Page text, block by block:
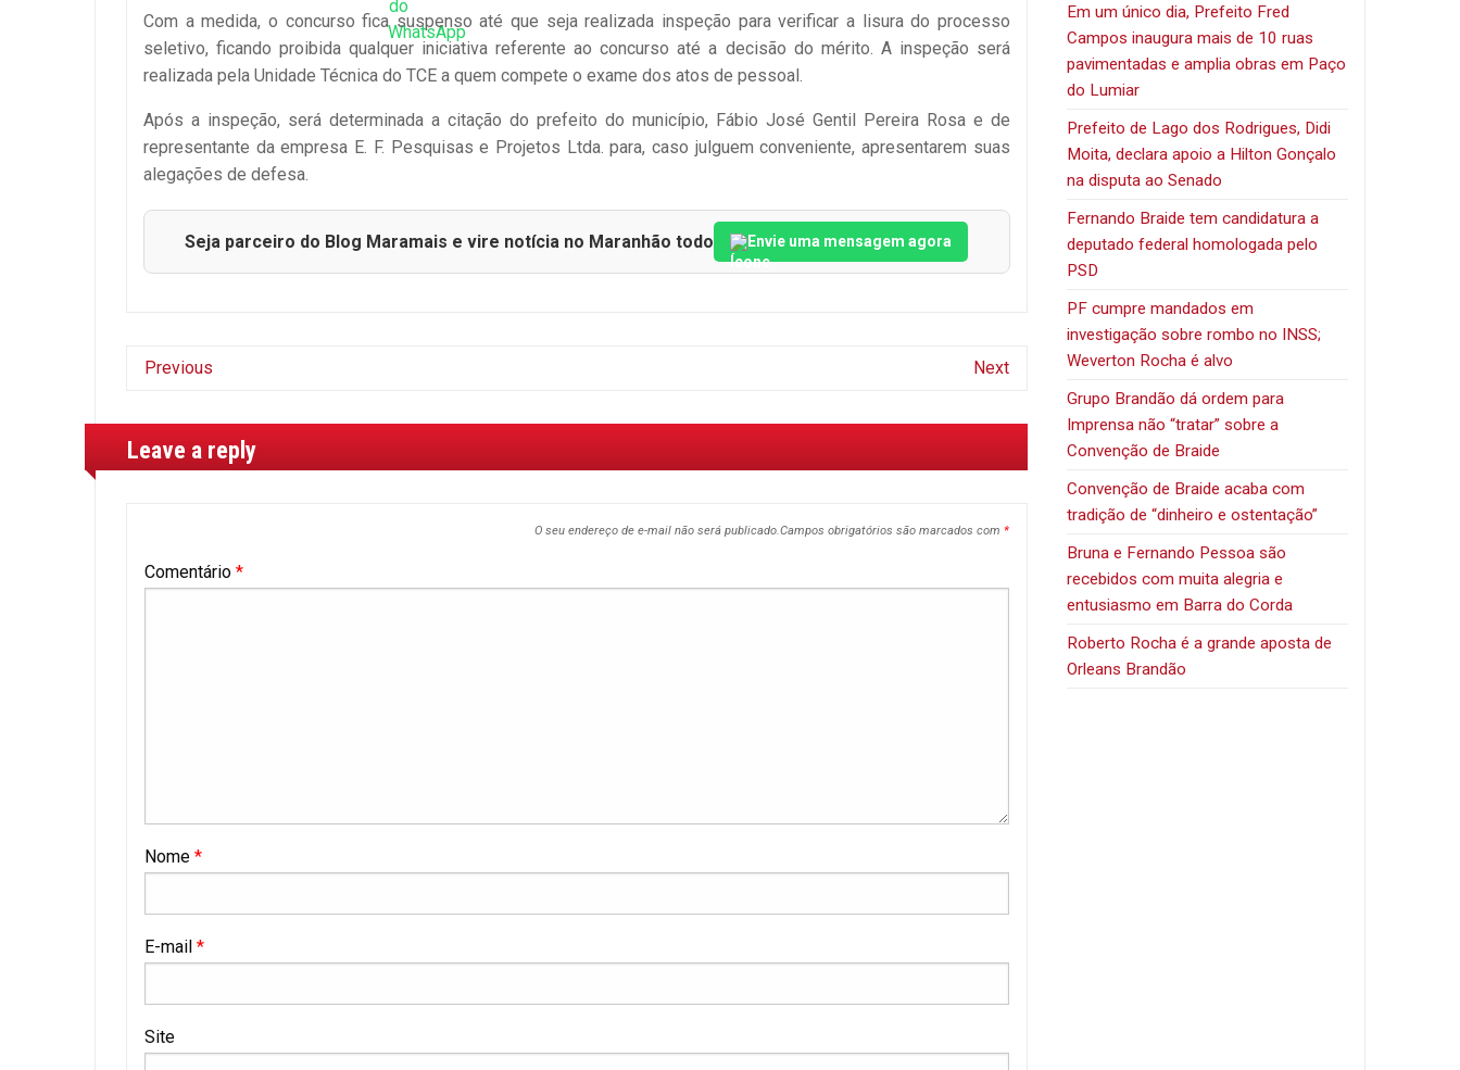
Com a medida, o concurso fica suspenso até que seja realizada inspeção para verificar a lisura do processo
seletivo, ficando proibida qualquer iniciativa referente ao concurso até a decisão do mérito. A inspeção será
realizada pela Unidade Técnica do TCE a quem compete o exame dos atos de pessoal.
Após a inspeção, será determinada a citação do prefeito do município, Fábio José Gentil Pereira Rosa e de
representante da empresa E. F. Pesquisas e Projetos Ltda. para, caso julguem conveniente, apresentarem suas
alegações de defesa.
Seja parceiro do Blog Maramais e vire notícia no Maranhão todo Envie uma mensagem agora
Previous Next
Leave a reply
O seu endereço de e-mail não será publicado.Campos obrigatórios são marcados com *
Comentário *
Nome *
E-mail *
Site
Em um único dia, Prefeito Fred
Campos inaugura mais de 10 ruas
pavimentadas e amplia obras em Paço
do Lumiar
Prefeito de Lago dos Rodrigues, Didi
Moita, declara apoio a Hilton Gonçalo
na disputa ao Senado
Fernando Braide tem candidatura a
deputado federal homologada pelo
PSD
PF cumpre mandados em
investigação sobre rombo no INSS;
Weverton Rocha é alvo
Grupo Brandão dá ordem para
Imprensa não “tratar” sobre a
Convenção de Braide
Convenção de Braide acaba com
tradição de “dinheiro e ostentação”
Bruna e Fernando Pessoa são
recebidos com muita alegria e
entusiasmo em Barra do Corda
Roberto Rocha é a grande aposta de
Orleans Brandão